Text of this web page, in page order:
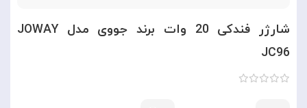
شارژر فندکی 20 وات برند جووی مدل JOWAY
JC96